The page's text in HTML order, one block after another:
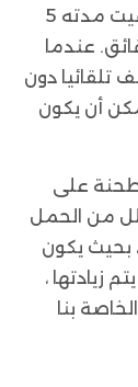
مفتاح التوقيت: تحتوي على زر مفتاح توقيت مدته 5
ضبط الوقت من 0 إلى 5 دقائق. عندما
تلقائيا دون
أن يكون
على
من الحمل
بحيث يكون
زيادتها ،
بنا